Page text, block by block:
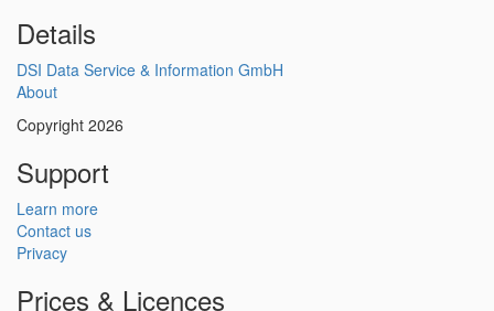
Details
DSI Data Service & Information GmbH
About
Copyright 2026
Support
Learn more
Contact us
Privacy
Prices & Licences